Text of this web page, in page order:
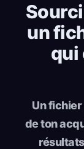
un
qui
Un fichier
de ton